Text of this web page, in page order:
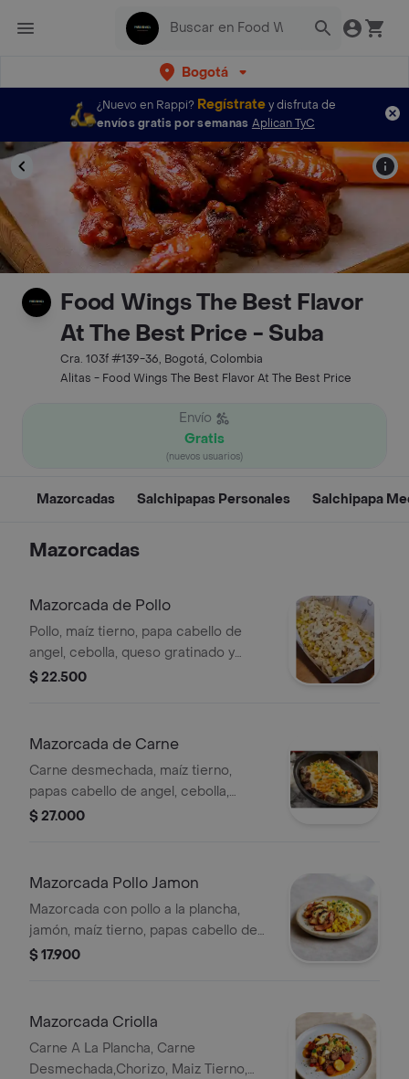
Bogotá
¿Nuevo en Rappi? Regístratey disfruta de
envíos gratis por semanas Aplican TyC
Food Wings The Best Flavor
At The Best Price - Suba
Cra. 103f #139-36, Bogotá, Colombia
Alitas - Food Wings The Best Flavor At The Best Price
Envío
Gratis
(nuevos usuarios)
Mazorcadas Salchipapas Personales Salchipapa
Mazorcadas
Mazorcada de Pollo
Pollo, maíz tierno, papa cabello de
angel, cebolla, queso gratinado y
salsas de la casa.
$ 22.500
Mazorcada de Carne
Carne desmechada, maíz tierno,
papas cabello de angel, cebolla,
queso gratinado y salsas de la casa.
$ 27.000
Mazorcada Pollo Jamon
Mazorcada con pollo a la plancha,
jamón, maíz tierno, papas cabello de
ángel y queso gratinado. Incluye
$ 17.900
Mazorcada Criolla
Carne A La Plancha, Carne
Desmechada,Chorizo, Maiz Tierno,